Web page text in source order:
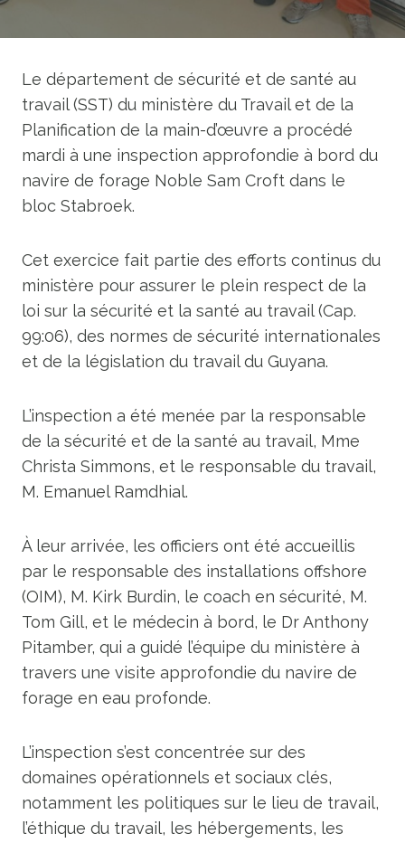
Le département de sécurité et de santé au
travail (SST) du ministère du Travail et de la
Planification de la main-d’œuvre a procédé
mardi à une inspection approfondie à bord du
navire de forage Noble Sam Croft dans le
bloc Stabroek.
Cet exercice fait partie des efforts continus du
ministère pour assurer le plein respect de la
loi sur la sécurité et la santé au travail (Cap.
99:06), des normes de sécurité internationales
et de la législation du travail du Guyana.
L’inspection a été menée par la responsable
de la sécurité et de la santé au travail, Mme
Christa Simmons, et le responsable du travail,
M. Emanuel Ramdhial.
À leur arrivée, les officiers ont été accueillis
par le responsable des installations offshore
(OIM), M. Kirk Burdin, le coach en sécurité, M.
Tom Gill, et le médecin à bord, le Dr Anthony
Pitamber, qui a guidé l’équipe du ministère à
travers une visite approfondie du navire de
forage en eau profonde.
L’inspection s’est concentrée sur des
domaines opérationnels et sociaux clés,
notamment les politiques sur le lieu de travail,
l’éthique du travail, les hébergements, les